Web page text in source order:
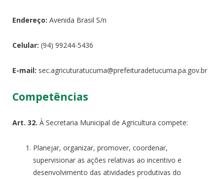
Endereço: Avenida Brasil S/n
Celular: (94) 99244-5436
E-mail: sec.agricuturatucuma@prefeituradetucuma.pa.gov.br
Competências
Art. 32. À Secretaria Municipal de Agricultura compete:
Planejar, organizar, promover, coordenar,
supervisionar as ações relativas ao incentivo e
desenvolvimento das atividades produtivas do